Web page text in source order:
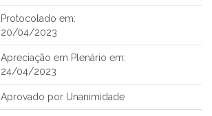
Protocolado em:
20/04/2023
Apreciação em Plenário em:
24/04/2023
Aprovado por Unanimidade